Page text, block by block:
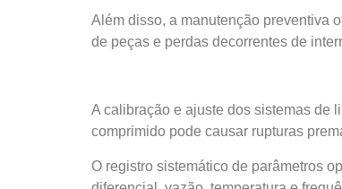
Além disso, a manutenção preventiva
de peças e perdas decorrentes de
A calibração e ajuste dos sistemas de
comprimido pode causar rupturas
O registro sistemático de parâmetros